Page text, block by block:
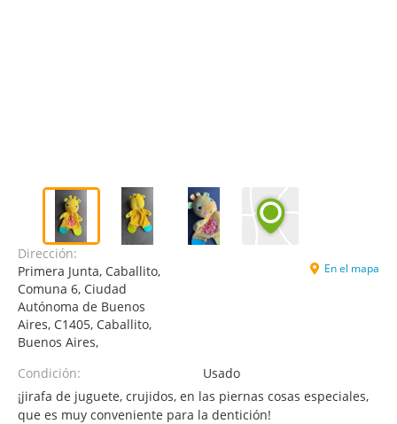
Dirección:
Primera Junta, Caballito,
Comuna 6, Ciudad
Autónoma de Buenos
Aires, C1405, Caballito,
Buenos Aires,
En el mapa
Condición:
Usado
¡jirafa de juguete, crujidos, en las piernas cosas especiales,
que es muy conveniente para la dentición!